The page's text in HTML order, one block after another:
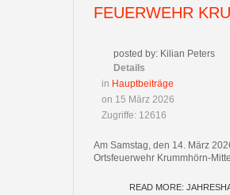
FEUERWEHR
posted by: Kilian Peters
Details
in Hauptbeiträge
on 15 März 2026
Zugriffe: 12616
Am Samstag, den 14. März
Ortsfeuerwehr Krummhörn-
READ MORE: